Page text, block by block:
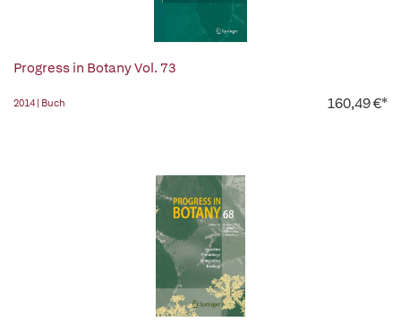
Progress in Botany Vol. 73
2014 | Buch 160,49 €*